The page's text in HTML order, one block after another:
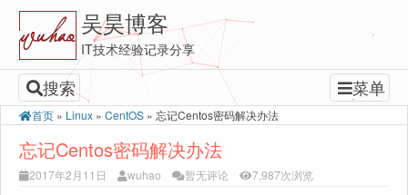
吴昊博客
IT技术经验记录分享
搜索 菜单
首页 » Linux » CentOS » 忘记Centos密码解决办法
忘记Centos密码解决办法
2017年2月11日 wuhao 暂无评论 7,987次浏览